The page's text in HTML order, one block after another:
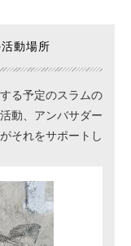
動場所
る予定のスラムの
動、アンバサダー
それをサポートし